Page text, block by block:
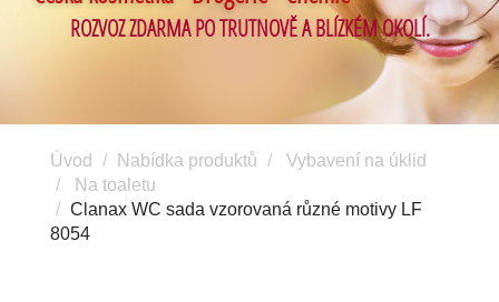
ROZVOZ ZDARMA PO TRUTNOVĚ A BLÍZKÉM OKOLÍ.
Úvod Nabídka produktů
Vybavení na úklid
Na toaletu
Clanax WC sada vzorovaná různé motivy LF
8054